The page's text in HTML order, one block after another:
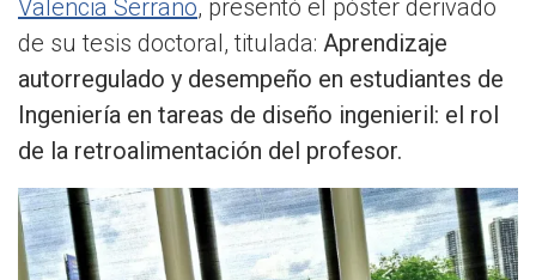
Valencia Serrano, presentó el póster derivado
de su tesis doctoral, titulada: Aprendizaje
autorregulado y desempeño en estudiantes de
Ingeniería en tareas de diseño ingenieril: el rol
de la retroalimentación del profesor.